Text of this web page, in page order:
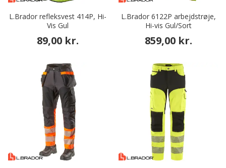
L.Brador refleksvest 414P, Hi-
Vis Gul
89,00 kr.
L.Brador 6122P arbejdstrøje,
Hi-vis Gul/Sort
859,00 kr.